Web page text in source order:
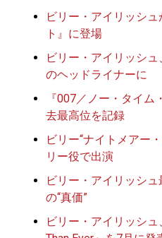
ビリー・アイリッシ
ト』に登場
ビリー・アイリッシ
のヘッドライナーに
『007／ノー・タイ
去最高位を記録
ビリー“ナイトメアー
リー役で出演
ビリー・アイリッシュ
の“真価”
ビリー・アイリッシ